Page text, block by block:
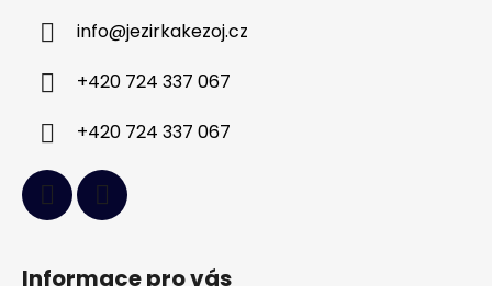
info@jezirkakezoj.cz
+420 724 337 067
+420 724 337 067
Informace pro vás